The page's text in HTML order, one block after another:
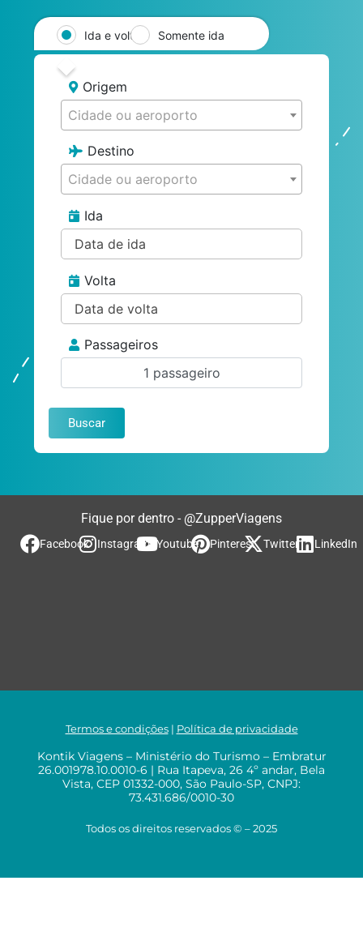
Ida e volta Somente ida
Origem
Cidade ou aeroporto
Destino
Cidade ou aeroporto
Ida
Volta
Passageiros
1 passageiro
Buscar
Fique por dentro - @ZupperViagens
Facebook Instagram Youtube Pinterest Twitter LinkedIn
Termos e condições| Política de privacidade
Kontik Viagens – Ministério do Turismo – Embratur
26.001978.10.0010-6 | Rua Itapeva, 26 4º andar, Bela
Vista, CEP 01332-000, São Paulo-SP, CNPJ:
73.431.686/0010-30
Todos os direitos reservados © – 2025